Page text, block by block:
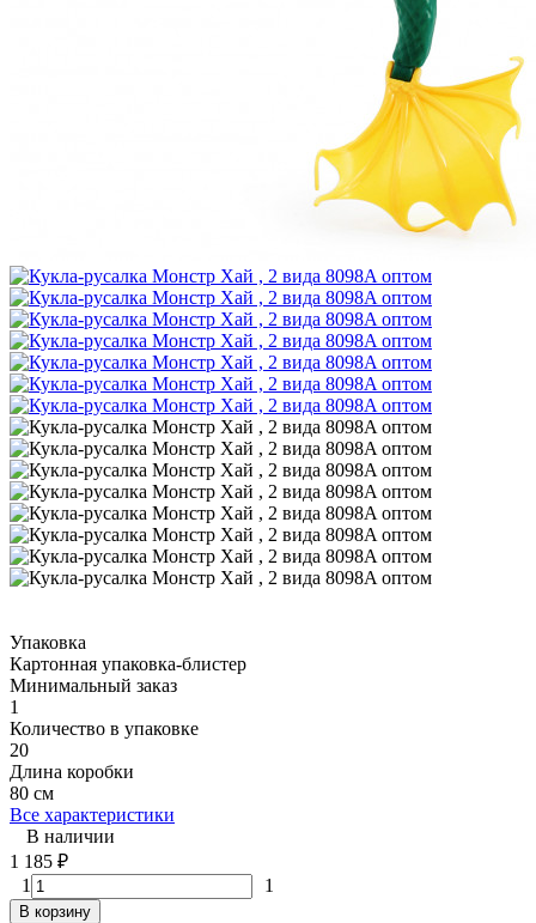
Упаковка
Картонная упаковка-блистер
Минимальный заказ
1
Количество в упаковке
20
Длина коробки
80 см
Все характеристики
В наличии
1 185 ₽
1
1
В корзину